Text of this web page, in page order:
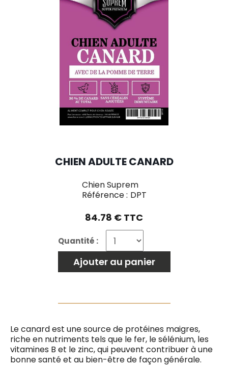
CHIEN ADULTE CANARD
Chien Suprem
Référence : DPT
84.78 € TTC
Quantité :
Ajouter au panier
Le canard est une source de protéines maigres,
riche en nutriments tels que le fer, le sélénium, les
vitamines B et le zinc, qui peuvent contribuer à une
bonne santé et au bien-être de façon générale.